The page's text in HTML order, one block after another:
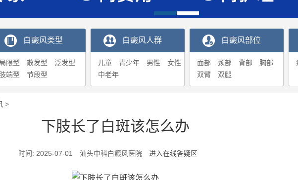
白癜风类型
局限型 散发型
泛发型
肢端型
节段型
白癜风人群
儿童 青少年 男性
女性
中老年
白癜风部位
面部 颈部 背部
胸部
双臂
双腿
>
下肢长了白斑该怎么办
时间: 2025-07-01 汕头中科白癜风医院 进入在线答疑区